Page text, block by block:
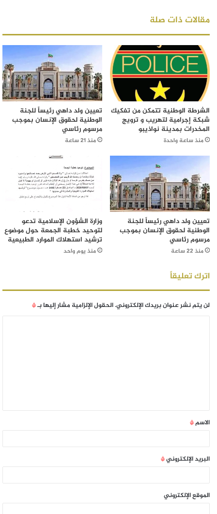
مقالات ذات صلة
الشرطة الوطنية تتمكن من تفكيك
شبكة إجرامية لتهريب و ترويج
المخدرات بمدينة نواذيبو
منذ ساعة واحدة
تعيين ولد داهي رئيساً للجنة
الوطنية لحقوق الإنسان بموجب
مرسوم رئاسي
منذ 21 ساعة
تعيين ولد داهي رئيساً للجنة
الوطنية لحقوق الإنسان بموجب
مرسوم رئاسي
منذ 22 ساعة
وزارة الشؤون الإسلامية تدعو
لتوحيد خطبة الجمعة حول موضوع
ترشيد استهلاك الموارد الطبيعية
منذ يوم واحد
اترك تعليقاً
لن يتم نشر عنوان بريدك الإلكتروني.الحقول الإلزامية مشار إليها بـ*
الاسم*
البريد الإلكتروني*
الموقع الإلكتروني